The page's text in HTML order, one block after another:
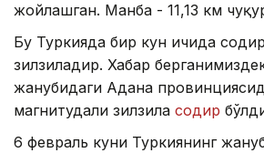
жойлашган. Манба - 11,13 км
Бу Туркияда бир кун ичида
зилзиладир. Хабар
жанубидаги Адана
магнитудали зилзила содир
6 февраль куни Туркиянинг